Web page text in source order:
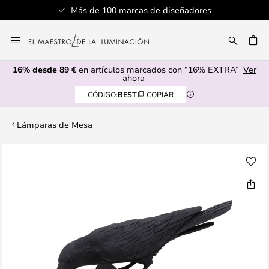
Más de 100 marcas de diseñadores
al
contenido
16% desde 89 € en artículos marcados con “16% EXTRA” Ver
ahora
CÓDIGO:BEST COPIAR
Lámparas de Mesa